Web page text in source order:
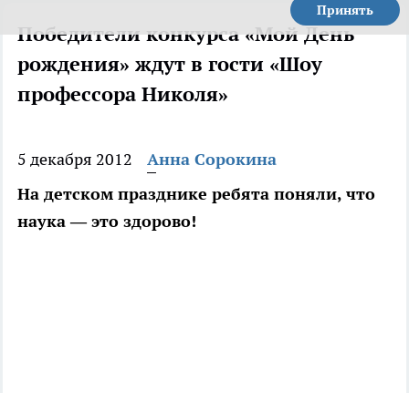
Принять
Победители конкурса «Мой День
рождения» ждут в гости «Шоу
профессора Николя»
5 декабря 2012
Анна Сорокина
На детском празднике ребята поняли, что
наука — это здорово!